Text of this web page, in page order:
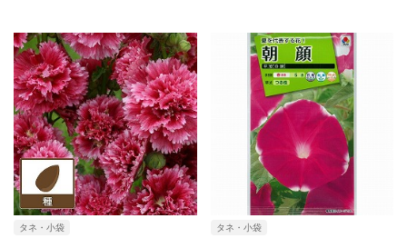
タネ・小袋 タネ・小袋